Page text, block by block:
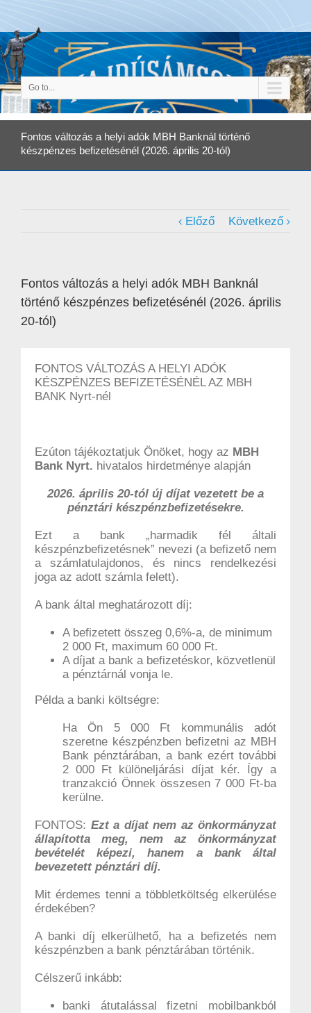
Go to...
Fontos változás a helyi adók MBH Banknál történő
készpénzes befizetésénél (2026. április 20-tól)
Előző Következő
Fontos változás a helyi adók MBH Banknál
történő készpénzes befizetésénél (2026. április
20-tól)
FONTOS VÁLTOZÁS A HELYI ADÓK
KÉSZPÉNZES BEFIZETÉSÉNÉL AZ MBH
BANK Nyrt-nél
Ezúton tájékoztatjuk Önöket, hogy az MBH
Bank Nyrt. hivatalos hirdetménye alapján
2026. április 20-tól új díjat vezetett be a
pénztári készpénzbefizetésekre.
Ezt a bank „harmadik fél általi
készpénzbefizetésnek” nevezi (a befizető nem
a számlatulajdonos, és nincs rendelkezési
joga az adott számla felett).
A bank által meghatározott díj:
A befizetett összeg 0,6%-a, de minimum
2 000 Ft, maximum 60 000 Ft.
A díjat a bank a befizetéskor, közvetlenül
a pénztárnál vonja le.
Példa a banki költségre:
Ha Ön 5 000 Ft kommunális adót
szeretne készpénzben befizetni az MBH
Bank pénztárában, a bank ezért további
2 000 Ft különeljárási díjat kér. Így a
tranzakció Önnek összesen 7 000 Ft-ba
kerülne.
FONTOS: Ezt a díjat nem az önkormányzat
állapította meg, nem az önkormányzat
bevételét képezi, hanem a bank által
bevezetett pénztári díj.
Mit érdemes tenni a többletköltség elkerülése
érdekében?
A banki díj elkerülhető, ha a befizetés nem
készpénzben a bank pénztárában történik.
Célszerű inkább:
banki átutalással fizetni mobilbankból